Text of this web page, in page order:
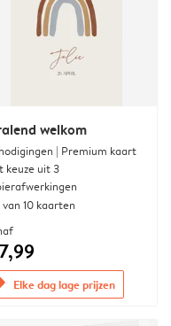
welkom
| Premium kaart
keuze uit 3
10 kaarten
Elke dag lage prijzen